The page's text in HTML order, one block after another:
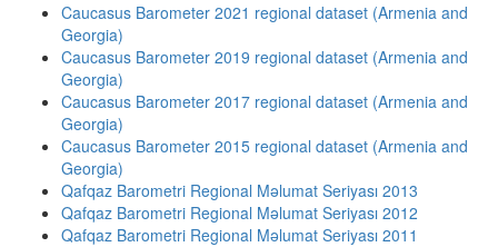
Caucasus Barometer 2021 regional dataset (Armenia and
Georgia)
Caucasus Barometer 2019 regional dataset (Armenia and
Georgia)
Caucasus Barometer 2017 regional dataset (Armenia and
Georgia)
Caucasus Barometer 2015 regional dataset (Armenia and
Georgia)
Qafqaz Barometri Regional Məlumat Seriyası 2013
Qafqaz Barometri Regional Məlumat Seriyası 2012
Qafqaz Barometri Regional Məlumat Seriyası 2011